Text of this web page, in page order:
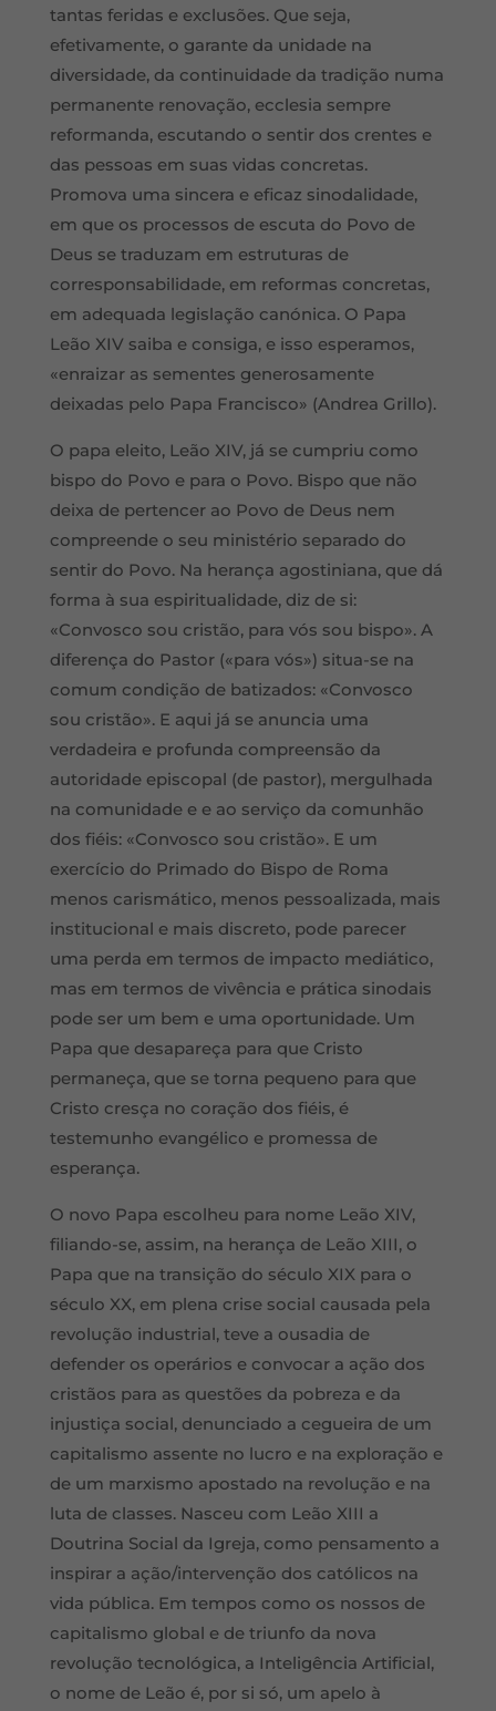
tantas feridas e exclusões. Que seja,
efetivamente, o garante da unidade na
diversidade, da continuidade da tradição numa
permanente renovação, ecclesia sempre
reformanda, escutando o sentir dos crentes e
das pessoas em suas vidas concretas.
Promova uma sincera e eficaz sinodalidade,
em que os processos de escuta do Povo de
Deus se traduzam em estruturas de
corresponsabilidade, em reformas concretas,
em adequada legislação canónica. O Papa
Leão XIV saiba e consiga, e isso esperamos,
«enraizar as sementes generosamente
deixadas pelo Papa Francisco» (Andrea Grillo).
O papa eleito, Leão XIV, já se cumpriu como
bispo do Povo e para o Povo. Bispo que não
deixa de pertencer ao Povo de Deus nem
compreende o seu ministério separado do
sentir do Povo. Na herança agostiniana, que dá
forma à sua espiritualidade, diz de si:
«Convosco sou cristão, para vós sou bispo». A
diferença do Pastor («para vós») situa-se na
comum condição de batizados: «Convosco
sou cristão». E aqui já se anuncia uma
verdadeira e profunda compreensão da
autoridade episcopal (de pastor), mergulhada
na comunidade e e ao serviço da comunhão
dos fiéis: «Convosco sou cristão». E um
exercício do Primado do Bispo de Roma
menos carismático, menos pessoalizada, mais
institucional e mais discreto, pode parecer
uma perda em termos de impacto mediático,
mas em termos de vivência e prática sinodais
pode ser um bem e uma oportunidade. Um
Papa que desapareça para que Cristo
permaneça, que se torna pequeno para que
Cristo cresça no coração dos fiéis, é
testemunho evangélico e promessa de
esperança.
O novo Papa escolheu para nome Leão XIV,
filiando-se, assim, na herança de Leão XIII, o
Papa que na transição do século XIX para o
século XX, em plena crise social causada pela
revolução industrial, teve a ousadia de
defender os operários e convocar a ação dos
cristãos para as questões da pobreza e da
injustiça social, denunciado a cegueira de um
capitalismo assente no lucro e na exploração e
de um marxismo apostado na revolução e na
luta de classes. Nasceu com Leão XIII a
Doutrina Social da Igreja, como pensamento a
inspirar a ação/intervenção dos católicos na
vida pública. Em tempos como os nossos de
capitalismo global e de triunfo da nova
revolução tecnológica, a Inteligência Artificial,
o nome de Leão é, por si só, um apelo à